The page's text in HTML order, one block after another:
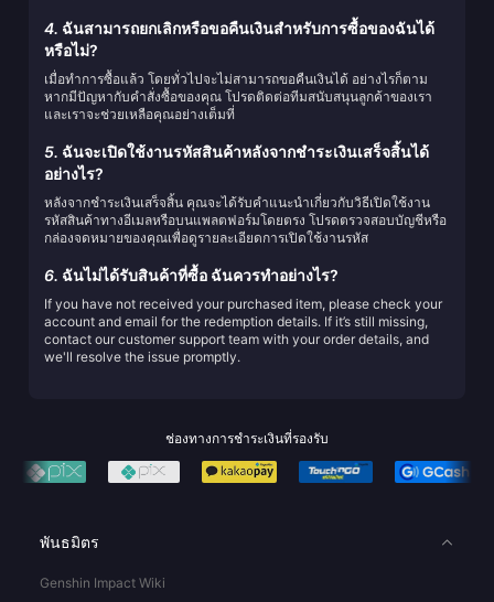
4. ฉันสามารถยกเลิกหรือขอคืนเงินสำหรับการซื้อของฉันได้
หรือไม่?
เมื่อทำการซื้อแล้ว โดยทั่วไปจะไม่สามารถขอคืนเงินได้ อย่างไรก็ตาม
หากมีปัญหากับคำสั่งซื้อของคุณ โปรดติดต่อทีมสนับสนุนลูกค้าของเรา
และเราจะช่วยเหลือคุณอย่างเต็มที่
5. ฉันจะเปิดใช้งานรหัสสินค้าหลังจากชำระเงินเสร็จสิ้นได้
อย่างไร?
หลังจากชำระเงินเสร็จสิ้น คุณจะได้รับคำแนะนำเกี่ยวกับวิธีเปิดใช้งาน
รหัสสินค้าทางอีเมลหรือบนแพลตฟอร์มโดยตรง โปรดตรวจสอบบัญชีหรือ
กล่องจดหมายของคุณเพื่อดูรายละเอียดการเปิดใช้งานรหัส
6. ฉันไม่ได้รับสินค้าที่ซื้อ ฉันควรทำอย่างไร?
If you have not received your purchased item, please check your
account and email for the redemption details. If it’s still missing,
contact our customer support team with your order details, and
we'll resolve the issue promptly.
ช่องทางการชำระเงินที่รองรับ
พันธมิตร
Genshin Impact Wiki